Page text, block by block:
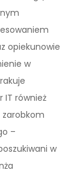
opiekunowie
w
IT również
zarobkom
–
w